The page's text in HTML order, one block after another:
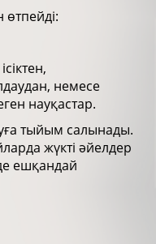
немесе
науқастар.
тыйым салынады.
жүкті әйелдер
ешқандай